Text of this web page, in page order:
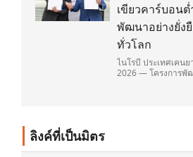
เขียวคาร์บอนต่
พัฒนาอย่างยั่ง
ทั่วโลก
ไนโรบี ประเทศเคน
2026 — โครงการพั
ลิงค์ที่เป็นมิตร